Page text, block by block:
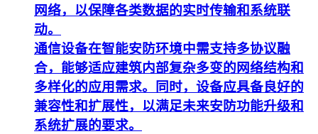
网络，以保障各类数据的实时传输和系统联
动。
通信设备在智能安防环境中需支持多协议融
合，能够适应建筑内部复杂多变的网络结构和
多样化的应用需求。同时，设备应具备良好的
兼容性和扩展性，以满足未来安防功能升级和
系统扩展的要求。